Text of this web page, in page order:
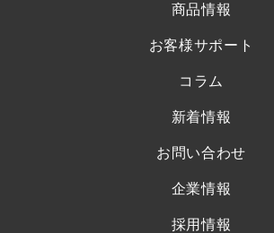
商品情報
お客様サポート
コラム
新着情報
お問い合わせ
企業情報
採用情報